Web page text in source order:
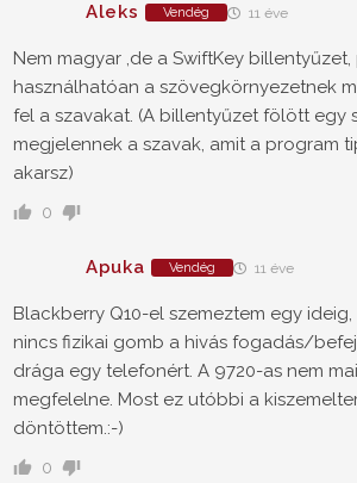
Aleks Vendég 11 éve
Nem magyar ,de a SwiftKey
használhatóan a szövegkörnyezetnek
fel a szavakat. (A billentyűzet fölött egy
megjelennek a szavak, amit a program
akarsz)
0
Apuka Vendég 11 éve
Blackberry Q10-el szemeztem egy
nincs fizikai gomb a hivás fogadás/
drága egy telefonért. A 9720-as nem
megfelelne. Most ez utóbbi a
döntöttem.:-)
0